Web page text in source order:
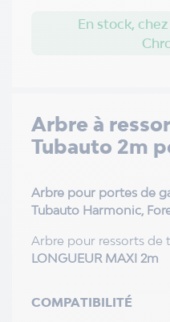
Arbre à
Tubauto 2m
Arbre pour portes de
Tubauto Harmonic,
Arbre pour ressorts de
LONGUEUR MAXI 2m
COMPATIBILITÉ
En stock,